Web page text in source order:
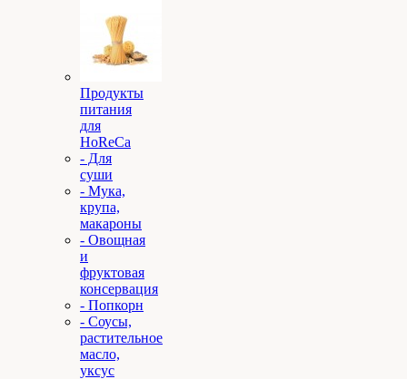
Продукты
питания
для
HoReCa
- Для
суши
- Мука,
крупа,
макароны
- Овощная
и
фруктовая
консервация
- Попкорн
- Соусы,
растительное
масло,
уксус